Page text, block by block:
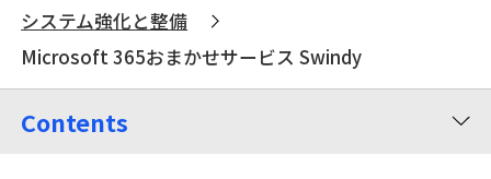
システム強化と整備
Microsoft 365おまかせサービス Swindy
Contents